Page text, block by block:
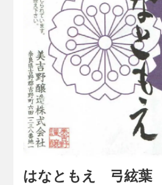
はなともえ 弓絃葉